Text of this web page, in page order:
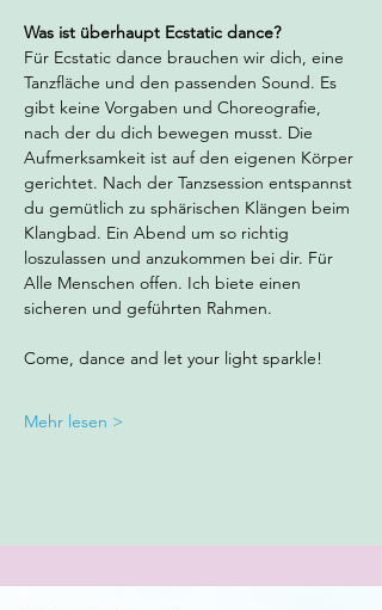
Was ist überhaupt Ecstatic dance?
Für Ecstatic dance brauchen wir dich, eine
Tanzfläche und den passenden Sound. Es
gibt keine Vorgaben und Choreografie,
nach der du dich bewegen musst. Die
Aufmerksamkeit ist auf den eigenen Körper
gerichtet. Nach der Tanzsession entspannst
du gemütlich zu sphärischen Klängen beim
Klangbad. Ein Abend um so richtig
loszulassen und anzukommen bei dir. Für
Alle Menschen offen. Ich biete einen
sicheren und geführten Rahmen.
Come, dance and let your light sparkle!
Mehr lesen >